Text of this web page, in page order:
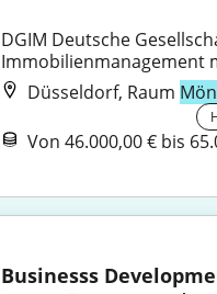
DGIM Deutsche
Immobilienmanagement
Düsseldorf, Raum
Von 46.000,00 € bis
Businesss